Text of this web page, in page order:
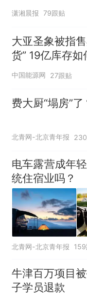
分石窟受特别保
潇湘晨报 79跟贴
大亚圣象被指
货” 19亿库存如
中国能源网 27跟贴
费大厨“塌房”了
北青网-北京青年报
电车露营成年
统住宿业吗？
北青网-北京青年报
牛津百万项目
子学员退款